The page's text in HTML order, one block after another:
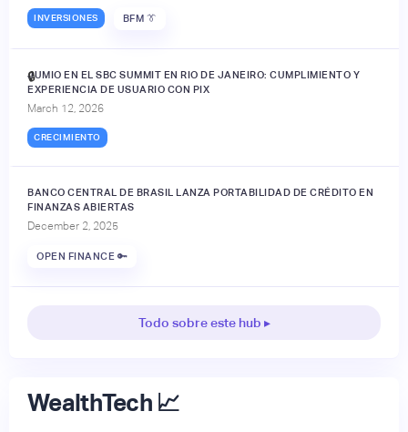
INVERSIONES BFM 👔
JUMIO EN EL SBC SUMMIT EN RIO DE JANEIRO: CUMPLIMIENTO Y
EXPERIENCIA DE USUARIO CON PIX
March 12, 2026
CRECIMIENTO
🔒
BANCO CENTRAL DE BRASIL LANZA PORTABILIDAD DE CRÉDITO EN
FINANZAS ABIERTAS
December 2, 2025
OPEN FINANCE 🔑
Todo sobre este hub ▸
WealthTech 📈